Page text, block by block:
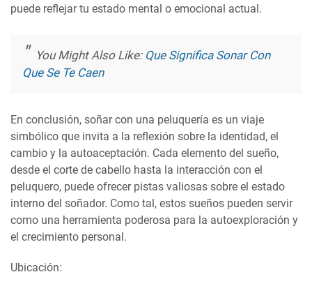
puede reflejar tu estado mental o emocional actual.
You Might Also Like: Que Significa Sonar Con
Que Se Te Caen
En conclusión, soñar con una peluquería es un viaje
simbólico que invita a la reflexión sobre la identidad, el
cambio y la autoaceptación. Cada elemento del sueño,
desde el corte de cabello hasta la interacción con el
peluquero, puede ofrecer pistas valiosas sobre el estado
interno del soñador. Como tal, estos sueños pueden servir
como una herramienta poderosa para la autoexploración y
el crecimiento personal.
Ubicación: